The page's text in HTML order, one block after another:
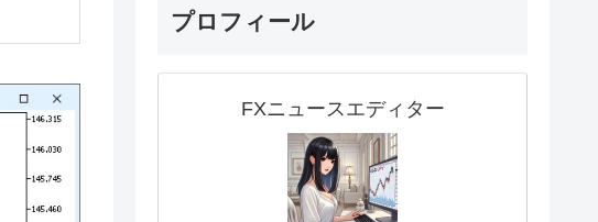
プロフィール
FXニュースエディター